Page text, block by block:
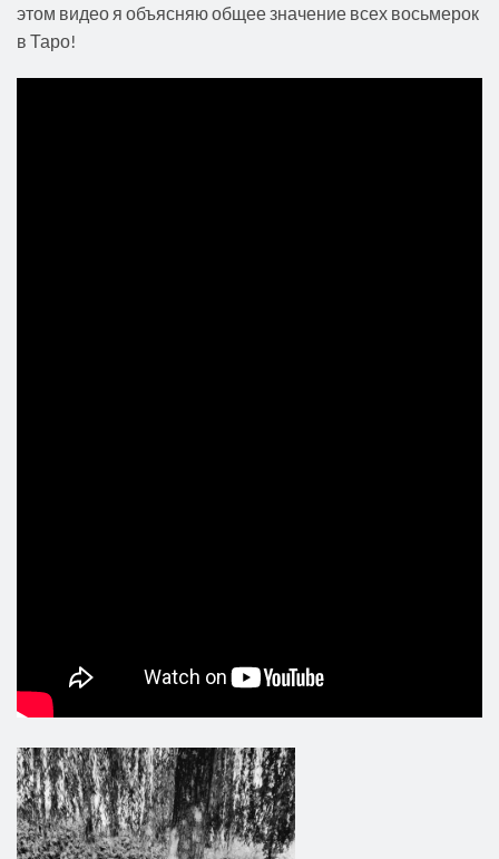
этом видео я объясняю общее значение всех восьмерок
в Таро!